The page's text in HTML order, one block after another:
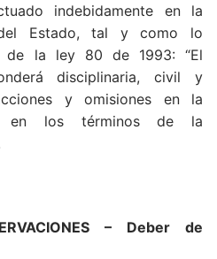
indebidamente en la
Estado, tal y como lo
de la ley 80 de 1993: “El
disciplinaria, civil y
y omisiones en la
en los términos de la
– Deber de